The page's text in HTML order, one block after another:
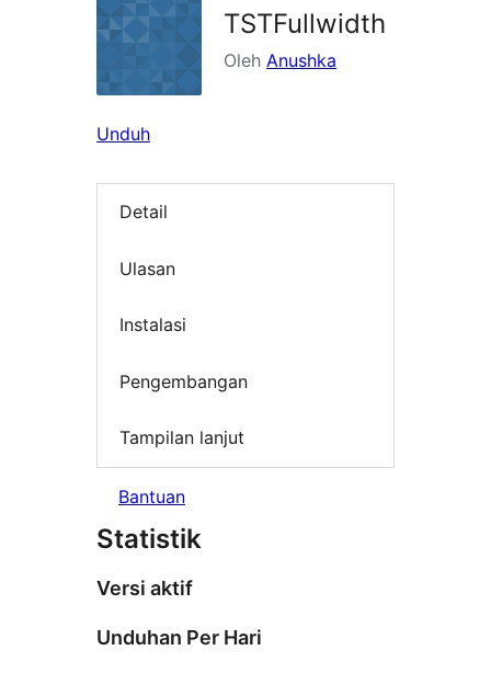
TSTFullwidth
Oleh Anushka
Unduh
Detail
Ulasan
Instalasi
Pengembangan
Tampilan lanjut
Bantuan
Statistik
Versi aktif
Unduhan Per Hari